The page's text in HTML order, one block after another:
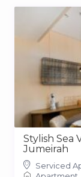
Stylish Sea
Jumeirah
Serviced